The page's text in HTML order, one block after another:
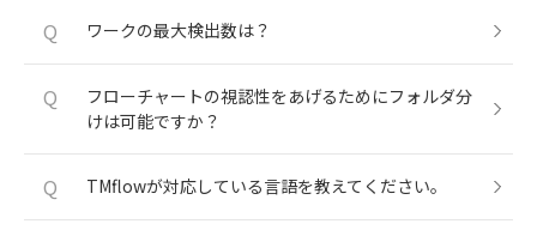
Q ワークの最大検出数は？
Q
フローチャートの視認性をあげるためにフォルダ分
けは可能ですか？
Q TMflowが対応している言語を教えてください。